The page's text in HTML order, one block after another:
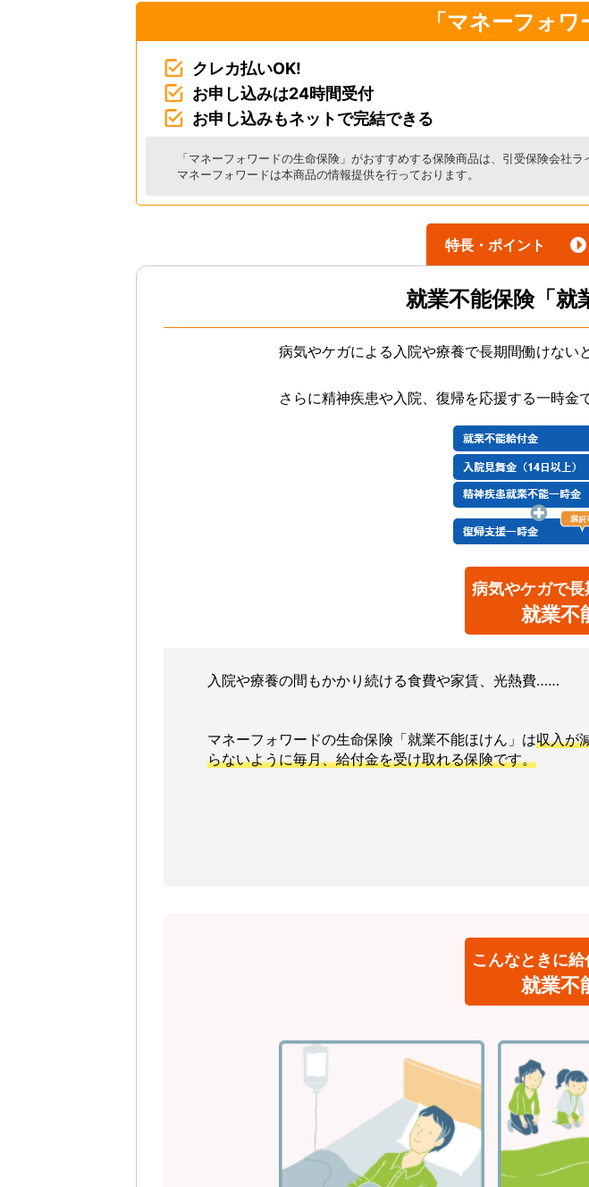
「マネーフォ
クレカ払いOK!
お申し込みは24時間受付
お申し込みもネットで完結できる
「マネーフォワードの生命保険」がおすすめする保険商品は、引受保険会社ラ
マネーフォワードは本商品の情報提供を行っております。
特長・ポイント
就業不能保険「就
病気やケガによる入院や療養で長期間働けない
さらに精神疾患や入院、復帰を応援する一時金
病気やケガで
就業不
入院や療養の間もかかり続ける食費や家賃、光熱費……
マネーフォワードの生命保険「就業不能ほけん」は収入が
らないように毎月、給付金を受け取れる保険です。
こんなときに
就業不